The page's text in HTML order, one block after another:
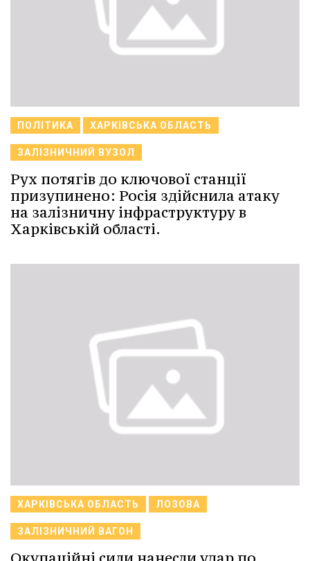
ПОЛІТИКА ХАРКІВСЬКА ОБЛАСТЬ
ЗАЛІЗНИЧНИЙ ВУЗОЛ
Рух потягів до ключової станції
призупинено: Росія здійснила атаку
на залізничну інфраструктуру в
Харківській області.
ХАРКІВСЬКА ОБЛАСТЬ ЛОЗОВА
ЗАЛІЗНИЧНИЙ ВАГОН